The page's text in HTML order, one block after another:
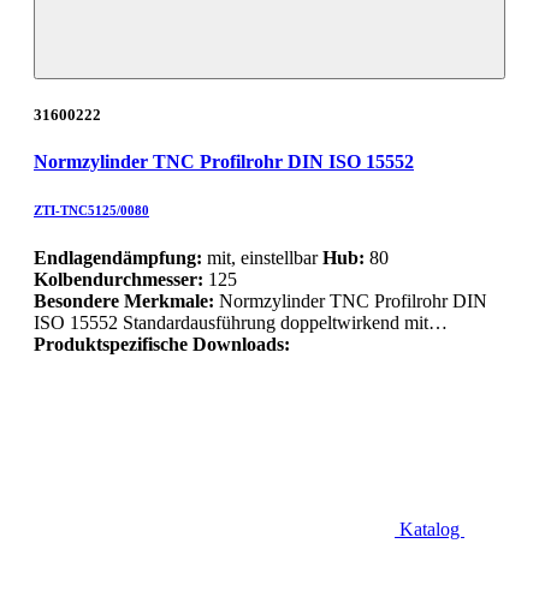
31600222
Normzylinder TNC Profilrohr DIN ISO 15552
ZTI-TNC5125/0080
Endlagendämpfung: mit, einstellbarHub: 80
Kolbendurchmesser: 125
Besondere Merkmale: Normzylinder TNC Profilrohr DIN
ISO 15552 Standardausführung doppeltwirkend mit…
Produktspezifische Downloads:
Katalog